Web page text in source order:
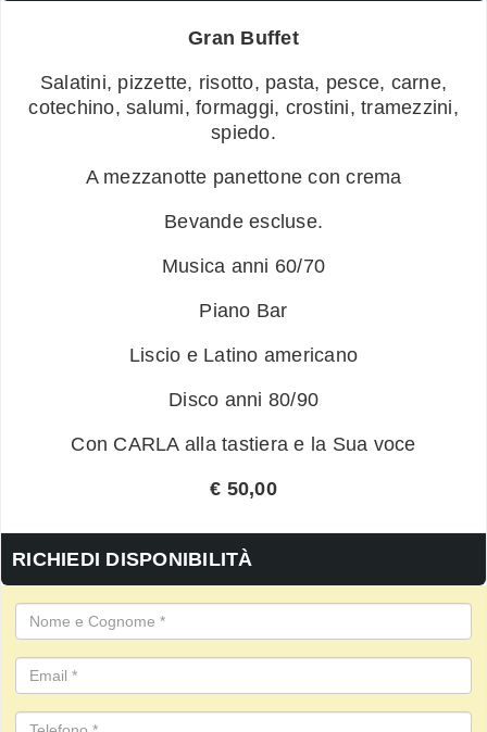
Gran Buffet
Salatini, pizzette, risotto, pasta, pesce, carne,
cotechino, salumi, formaggi, crostini, tramezzini,
spiedo.
A mezzanotte panettone con crema
Bevande escluse.
Musica anni 60/70
Piano Bar
Liscio e Latino americano
Disco anni 80/90
Con CARLA alla tastiera e la Sua voce
€ 50,00
RICHIEDI DISPONIBILITÀ